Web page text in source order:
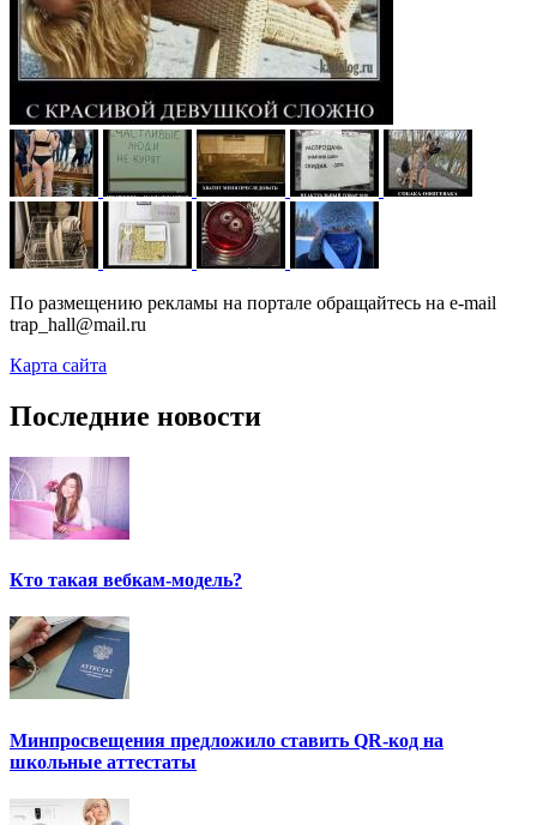
По размещению рекламы на портале обращайтесь на e-mail
trap_hall@mail.ru
Карта сайта
Последние новости
Кто такая вебкам-модель?
Минпросвещения предложило ставить QR-код на
школьные аттестаты